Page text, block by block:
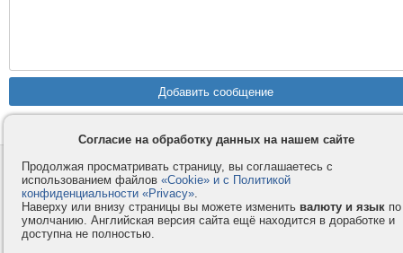
Контакты
Компания
Privacy и Cookie
Правила и условия
Услуги
Как оплатить
Помощь
Форумы
Согласие на обработку данных на нашем сайте
Продолжая просматривать страницу, вы соглашаетесь с
использованием файлов «Cookie» и с Политикой
конфиденциальности «Privacy».
Наверху или внизу страницы вы можете изменить валюту и язык по
умолчанию. Английская версия сайта ещё находится в доработке и
доступна не полностью.